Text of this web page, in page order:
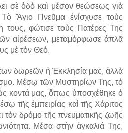
σὲ ὁδὸ καὶ μέσον θεώσεως γιὰ
Ἅγιο Πνεῦμα ἐνίσχυσε τοὺς
τους, φώτισε τοὺς Πατέρες Της
αἱρέσεων, μεταμόρφωσε ἁπλᾶ
μὲ τὸν Θεό.
δωρεῶν ἡ Ἐκκλησία μας, ἀλλὰ
Μέσῳ τῶν Μυστηρίων Της, τὸ
κοντά μας, ὅπως ὑποσχέθηκε ὁ
τῆς ἐμπειρίας καὶ τῆς Χάριτος
τὸν δρόμο τῆς πνευματικῆς ζωῆς
Μέσα στὴν ἀγκαλιά Της,